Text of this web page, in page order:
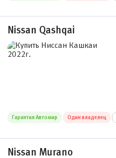
Nissan Qashqai
Гарантия Автомир Один владелец
Nissan Murano